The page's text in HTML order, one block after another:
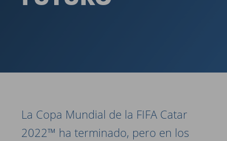
La Copa Mundial de la FIFA Catar
2022™ ha terminado, pero en los